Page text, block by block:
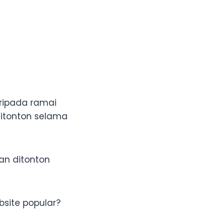
ramai
selama
ditonton
popular?